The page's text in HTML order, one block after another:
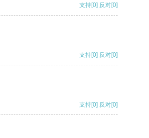
支持[0] 反对[0]
支持[0] 反对[0]
支持[0] 反对[0]